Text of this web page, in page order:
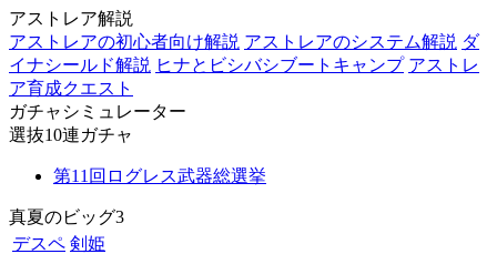
アストレア解説
アストレアの初心者向け解説 アストレアのシステム解説 ダ
イナシールド解説 ヒナとビシバシブートキャンプ アストレ
ア育成クエスト
ガチャシミュレーター
選抜10連ガチャ
第11回ログレス武器総選挙
真夏のビッグ3
デスペ 剣姫